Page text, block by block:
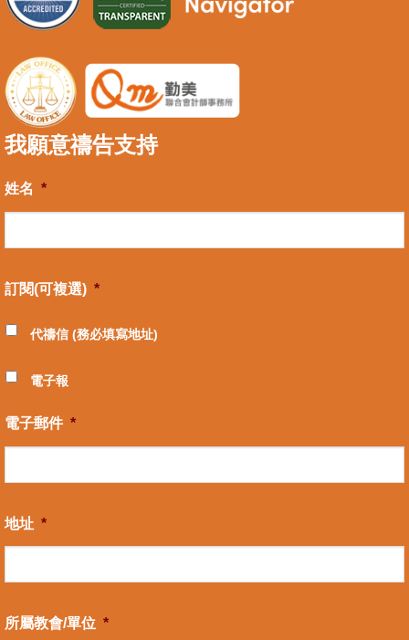
我願意禱告支持
姓名 *
訂閱(可複選) *
代禱信 (務必填寫地址)
電子報
電子郵件 *
地址 *
所屬教會/單位 *